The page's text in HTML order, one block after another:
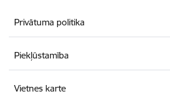
Privātuma politika
Piekļūstamība
Vietnes karte